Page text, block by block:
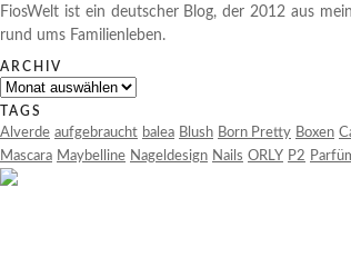
FiosWelt ist ein deutscher Blog, der 2012 aus
rund ums Familienleben.
ARCHIV
Archiv
TAGS
Alverde aufgebraucht balea Blush Born Pretty Boxen
Mascara Maybelline Nageldesign Nails ORLY P2